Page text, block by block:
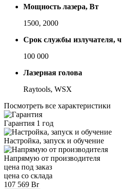
Мощность лазера, Вт
1500, 2000
Срок службы излучателя, ч
100 000
Лазерная голова
Raytools, WSX
Посмотреть все характеристики
Гарантия 1 год
Настройка, запуск и обучение
Напрямую от производителя
цена под заказ
цена со склада
107 569 Br